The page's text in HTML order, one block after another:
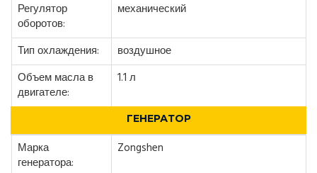
Регулятор
оборотов:
механический
Тип охлаждения:
воздушное
Объем масла в
двигателе:
1.1 л
ГЕНЕРАТОР
Марка
генератора:
Zongshen